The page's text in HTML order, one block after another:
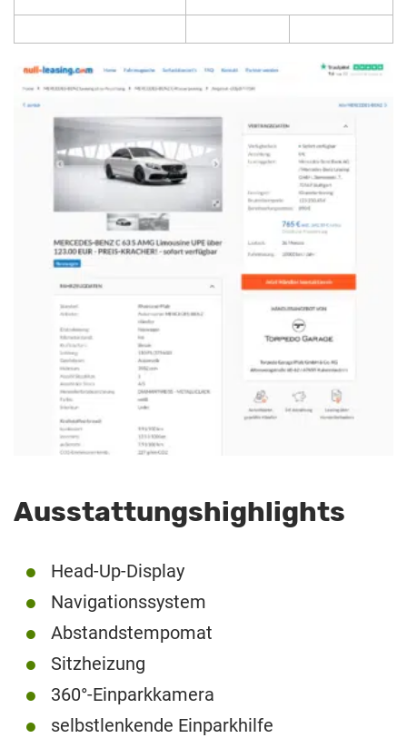
Ausstattungshighlights
Head-Up-Display
Navigationssystem
Abstandstempomat
Sitzheizung
360°-Einparkkamera
selbstlenkende Einparkhilfe